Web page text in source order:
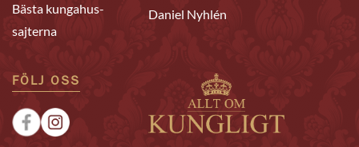
Bästa kungahus-
sajterna
Daniel Nyhlén
FÖLJ OSS